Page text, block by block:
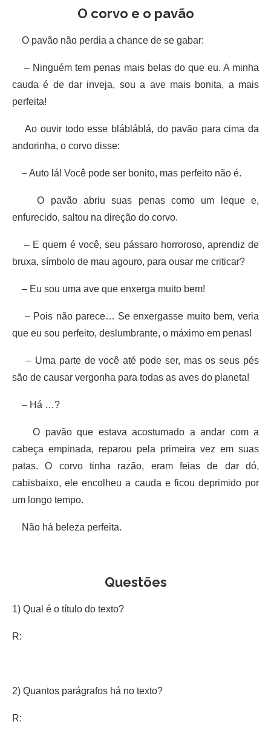
O corvo e o pavão
O pavão não perdia a chance de se gabar:
– Ninguém tem penas mais belas do que eu. A minha
cauda é de dar inveja, sou a ave mais bonita, a mais
perfeita!
Ao ouvir todo esse blábláblá, do pavão para cima da
andorinha, o corvo disse:
– Auto lá! Você pode ser bonito, mas perfeito não é.
O pavão abriu suas penas como um leque e,
enfurecido, saltou na direção do corvo.
– E quem é você, seu pássaro horroroso, aprendiz de
bruxa, símbolo de mau agouro, para ousar me criticar?
– Eu sou uma ave que enxerga muito bem!
– Pois não parece… Se enxergasse muito bem, veria
que eu sou perfeito, deslumbrante, o máximo em penas!
– Uma parte de você até pode ser, mas os seus pés
são de causar vergonha para todas as aves do planeta!
– Há …?
O pavão que estava acostumado a andar com a
cabeça empinada, reparou pela primeira vez em suas
patas. O corvo tinha razão, eram feias de dar dó,
cabisbaixo, ele encolheu a cauda e ficou deprimido por
um longo tempo.
Não há beleza perfeita.
Questões
1) Qual é o título do texto?
R:
2) Quantos parágrafos há no texto?
R: